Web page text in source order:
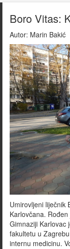
Boro Vitas:
Autor: Marin Bakić
Umirovljeni liječnik
Karlovčana.
Gimnaziji Karlovac
fakultetu u
internu medicinu.